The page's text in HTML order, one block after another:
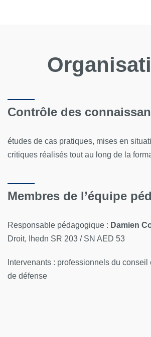
Contrôle des
études de cas pratiques, mises en
critiques réalisés tout au long de la
Membres de l’équipe
Responsable pédagogique : Damien
Droit, Ihedn SR 203 / SN AED 53
Intervenants : professionnels du
de défense